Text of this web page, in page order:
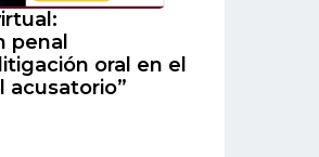
penal
oral en el
acusatorio”